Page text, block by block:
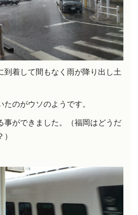
到着して間もなく雨が降り出し土
たのがウソのようです。
事ができました。（福岡はどうだ